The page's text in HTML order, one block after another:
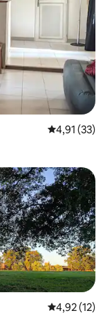
4,91 (33)
4,92 (12)